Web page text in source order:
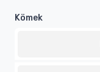
Kömek